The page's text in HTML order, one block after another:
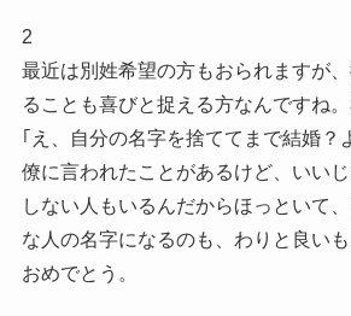
2
最近は別姓希望の方もおられますが
ることも喜びと捉える方なんですね。
｢え、自分の名字を捨ててまで結婚？
僚に言われたことがあるけど、いい
しない人もいるんだからほっといて
な人の名字になるのも、わりと良いも
おめでとう。